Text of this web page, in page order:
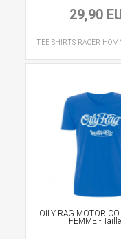
29,90
TEE SHIRTS RACER
OILY RAG MOTOR
FEMME -